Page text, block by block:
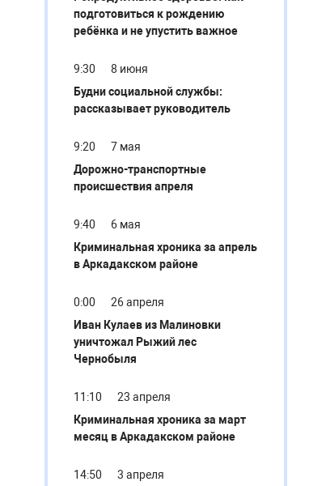
подготовиться к рождению
ребёнка и не упустить важное
9:30
8 июня
Будни социальной службы:
рассказывает руководитель
9:20
7 мая
Дорожно-транспортные
происшествия апреля
9:40
6 мая
Криминальная хроника за апрель
в Аркадакском районе
0:00
26 апреля
Иван Кулаев из Малиновки
уничтожал Рыжий лес
Чернобыля
11:10
23 апреля
Криминальная хроника за март
месяц в Аркадакском районе
14:50
3 апреля